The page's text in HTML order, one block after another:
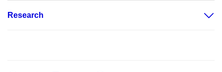
Research